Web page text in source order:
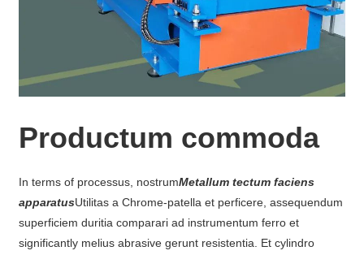
Productum commoda
In terms of processus, nostrumMetallum tectum faciens
apparatusUtilitas a Chrome-patella et perficere, assequendum
superficiem duritia comparari ad instrumentum ferro et
significantly melius abrasive gerunt resistentia. Et cylindro